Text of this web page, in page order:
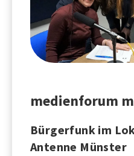
medienforum
Bürgerfunk im
Antenne Münster